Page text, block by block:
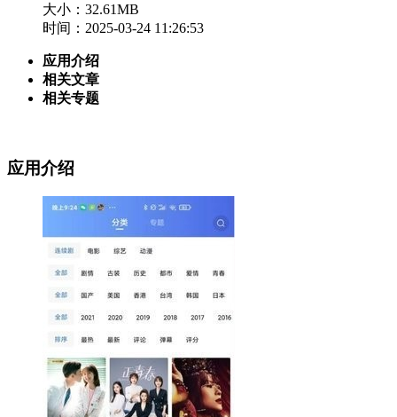
大小：32.61MB
时间：2025-03-24 11:26:53
应用介绍
相关文章
相关专题
应用介绍